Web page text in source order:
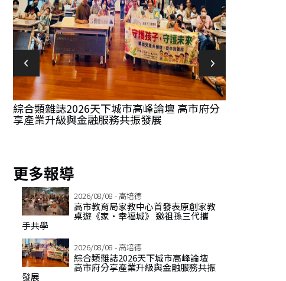
高市鳳山醫院前進高市圖大東藝術圖書館 繪
更多報導
2026/08/08 - 高培德
高市教育局家教中心首發表原創家教
桌遊《家‧幸福城》 邀祖孫三代攜
手共學
2026/08/08 - 高培德
綜合類雜誌2026天下城市高峰論壇
高市府分享產業升級與金融服務共振
發展